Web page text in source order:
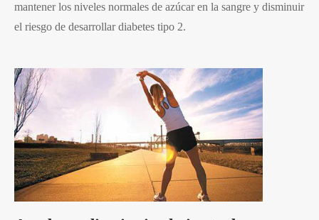
mantener los niveles normales de azúcar en la sangre y disminuir
el riesgo de desarrollar diabetes tipo 2.